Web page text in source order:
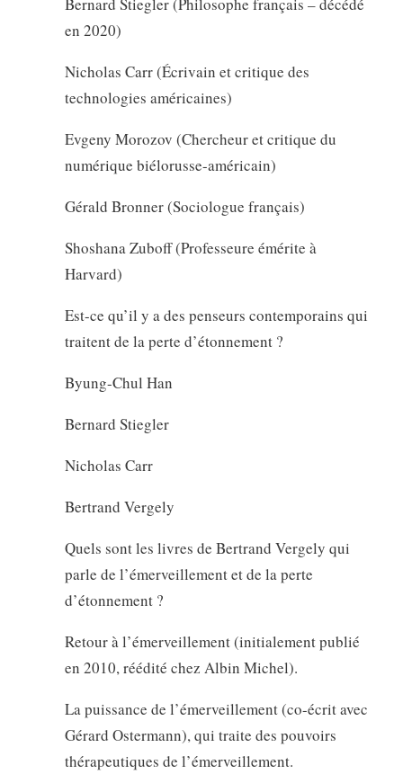
en 2020)
Nicholas Carr (Écrivain et critique des
technologies américaines)
Evgeny Morozov (Chercheur et critique du
numérique biélorusse-américain)
Gérald Bronner (Sociologue français)
Shoshana Zuboff (Professeure émérite à
Harvard)
Est-ce qu’il y a des penseurs contemporains qui
traitent de la perte d’étonnement ?
Byung-Chul Han
Bernard Stiegler
Nicholas Carr
Bertrand Vergely
Quels sont les livres de Bertrand Vergely qui
parle de l’émerveillement et de la perte
d’étonnement ?
Retour à l’émerveillement (initialement publié
en 2010, réédité chez Albin Michel).
La puissance de l’émerveillement (co-écrit avec
Gérard Ostermann), qui traite des pouvoirs
thérapeutiques de l’émerveillement.